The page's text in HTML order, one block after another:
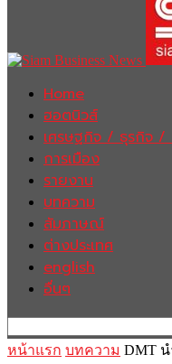
Home
ฮอตนิวส์
เศรษฐกิจ / ธุรกิจ /
การเมือง
รายงาน
บทความ
สัมภาษณ์
ต่างประเทศ
english
อื่นๆ
หน้าแรก บทความ DMT